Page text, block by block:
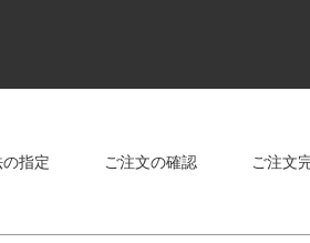
指定 ご注文の確認 ご注文